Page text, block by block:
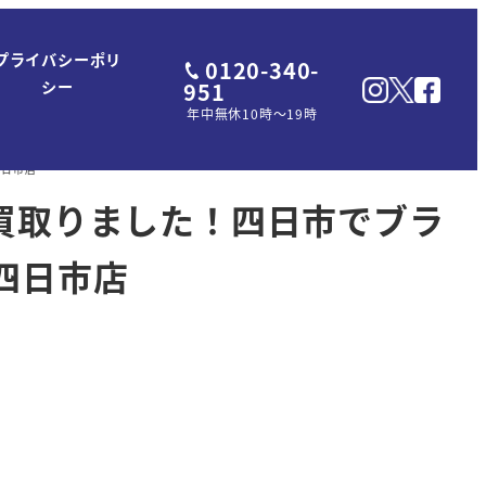
ライバシーポリ
シー
0120-340-
951
年中無休10時～19時
市店
取りました！四日市でブラ
日市店